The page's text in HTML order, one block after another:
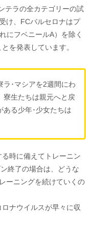
テラの全カテゴリーの試
け、FCバルセロナはプ
にフベニールA）を除く
を発表しています。
ラ･マシアを2週間にわ
寮生たちは親元へと戻
ある少年･少女たちは
時に備えてトレーニン
終了の場合は、どうな
ーニングを続けていくの
ナウイルスが早々に収